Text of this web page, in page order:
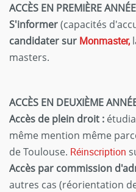
ACCÈS EN PREMIÈRE
S'informer(capacités
candidater sur Monmaster,
masters.
ACCÈS EN DEUXIÈME ANNÉ
Accès de plein droit :
même mention même
de Toulouse. Réinscription
Accès par commission
autres cas (réorientation